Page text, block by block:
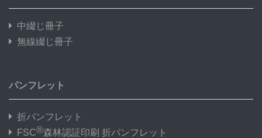
中綴じ冊子
無線綴じ冊子
パンフレット
折パンフレット
FSC®森林認証印刷 折パンフレット